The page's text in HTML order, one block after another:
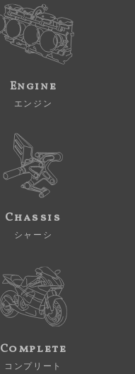
Engine
エンジン
Chassis
シャーシ
Complete
コンプリート